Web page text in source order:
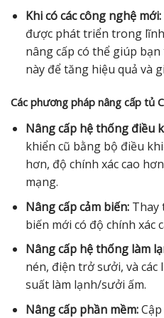
Khi có các công nghệ mới:
được phát triển trong
nâng cấp có thể giúp
này để tăng hiệu quả và
Các phương pháp nâng cấp tủ
Nâng cấp hệ thống điều
khiển cũ bằng bộ điều
hơn, độ chính xác cao
mạng.
Nâng cấp cảm biến:Thay
biến mới có độ chính xác
Nâng cấp hệ thống làm
nén, điện trở sưởi, và
suất làm lạnh/sưởi ấm.
Nâng cấp phần mềm:Cập